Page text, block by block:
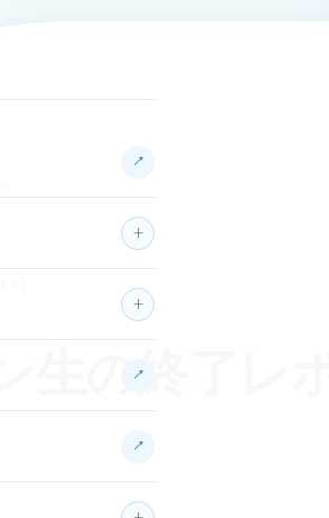
↗
↗
↗
生の終了レ